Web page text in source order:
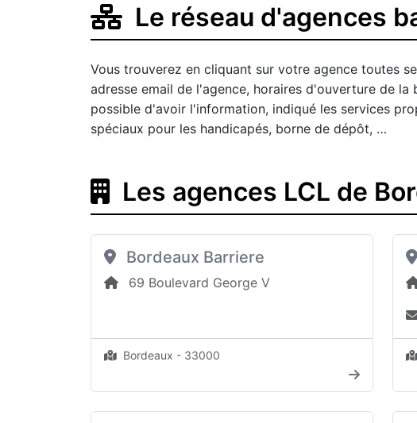
Le réseau d'agences
Vous trouverez en cliquant sur votre agence toutes
adresse email de l'agence, horaires d'ouverture de
possible d'avoir l'information, indiqué les services
spéciaux pour les handicapés, borne de dépôt, …
Les agences LCL de
Bordeaux Barriere
69 Boulevard George V
Bordeaux - 33000